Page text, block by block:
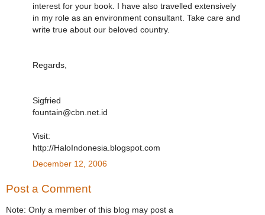
interest for your book. I have also travelled extensively
in my role as an environment consultant. Take care and
write true about our beloved country.
Regards,
Sigfried
fountain@cbn.net.id
Visit:
http://HaloIndonesia.blogspot.com
December 12, 2006
Post a Comment
Note: Only a member of this blog may post a